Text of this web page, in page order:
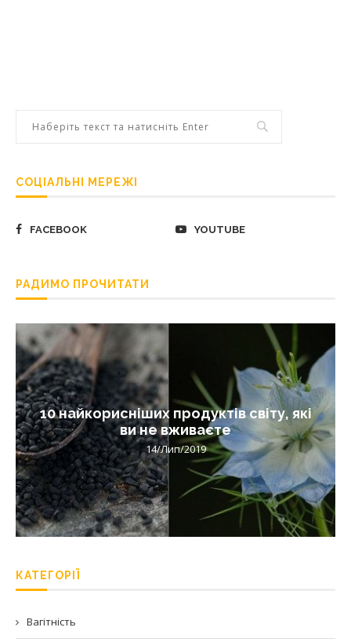
СОЦІАЛЬНІ МЕРЕЖІ
FACEBOOK YOUTUBE
РАДИМО ПРОЧИТАТИ
10 найкорисніших продуктів світу, які
ви не вживаєте
14/Лип/2019
КАТЕГОРІЇ
Вагітність